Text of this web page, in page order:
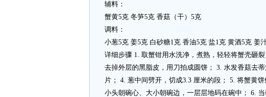
辅料：
蟹黄5克 冬笋5克 香菇（干）5克
调料：
小葱5克 姜5克 白砂糖1克 香油5克 盐1克 黄酒5克 姜
详细步骤 1. 取蟹钳用水洗净，煮熟，轻轻将蟹壳砸
去掉外层的黑脂皮，用刀拍成圆饼； 3. 水发香菇去
片； 4. 葱中间劈开，切成3.3 厘米的段； 5. 将蟹黄
小头朝碗心、大小朝碗边，一层层地码在碗中； 6.